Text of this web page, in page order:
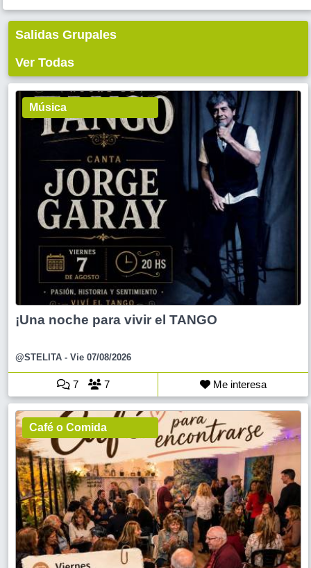
Salidas Grupales
Ver Todas
Música
¡Una noche para vivir el TANGO
@STELITA - Vie 07/08/2026
7 7 Me interesa
Café o Comida